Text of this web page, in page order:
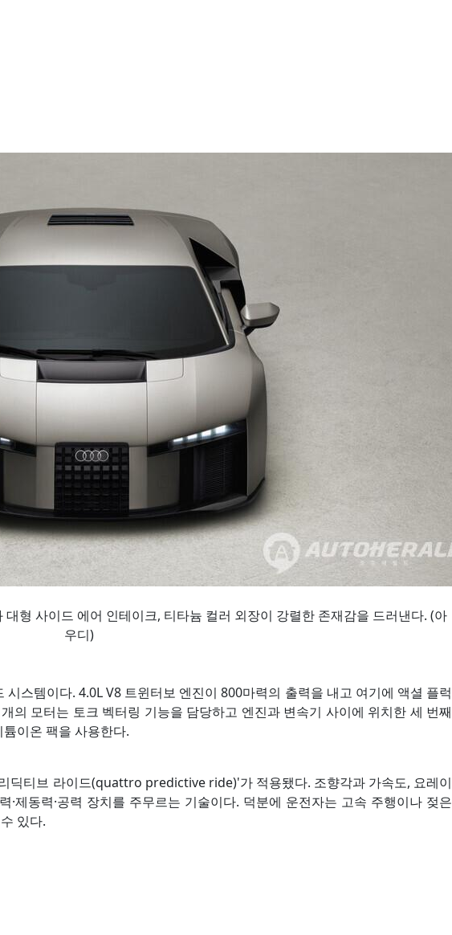
형 사이드 에어 인테이크, 티타늄 컬러 외장이 강렬한 존재감을 드러낸다. (아
우디)
스템이다. 4.0L V8 트윈터보 엔진이 800마력의 출력을 내고 여기에 액셜 플럭
의 모터는 토크 벡터링 기능을 담당하고 엔진과 변속기 사이에 위치한 세 번째
이온 팩을 사용한다.
딕티브 라이드(quattro predictive ride)'가 적용됐다. 조향각과 가속도, 요레이
제동력·공력 장치를 주무르는 기술이다. 덕분에 운전자는 고속 주행이나 젖은
있다.